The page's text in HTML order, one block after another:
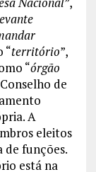
“território”,
“órgão
de
A
eleitos
de funções.
está na